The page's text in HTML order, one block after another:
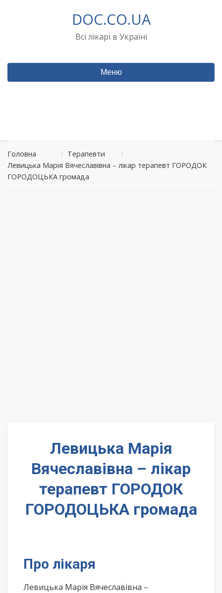
DOC.CO.UA
Всі лікарі в Україні
Меню
Головна / Терапевти
/
Левицька Марія Вячеславівна – лікар терапевт ГОРОДОК
ГОРОДОЦЬКА громада
Левицька Марія
Вячеславівна – лікар
терапевт ГОРОДОК
ГОРОДОЦЬКА громада
Про лікаря
Левицька Марія Вячеславівна –